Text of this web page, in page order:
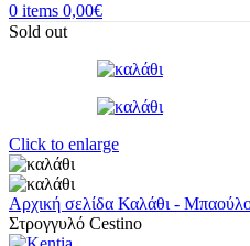
0 items 0,00€
Sold out
Click to enlarge
Αρχική σελίδα Καλάθι -
Στρογγυλό Cestino